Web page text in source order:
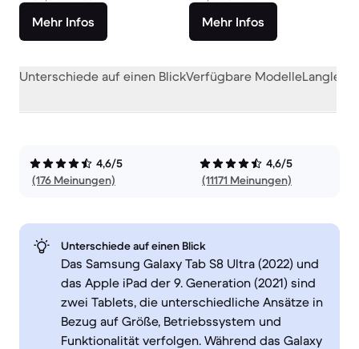
Mehr Infos Mehr Infos
Unterschiede auf einen BlickVerfügbare Modelle
4,6/5
(176 Meinungen)
4,6/5
(11171 Meinungen)
Unterschiede auf einen Blick
Das Samsung Galaxy Tab S8 Ultra (2022) und
das Apple iPad der 9. Generation (2021) sind
zwei Tablets, die unterschiedliche Ansätze in
Bezug auf Größe, Betriebssystem und
Funktionalität verfolgen. Während das Galaxy